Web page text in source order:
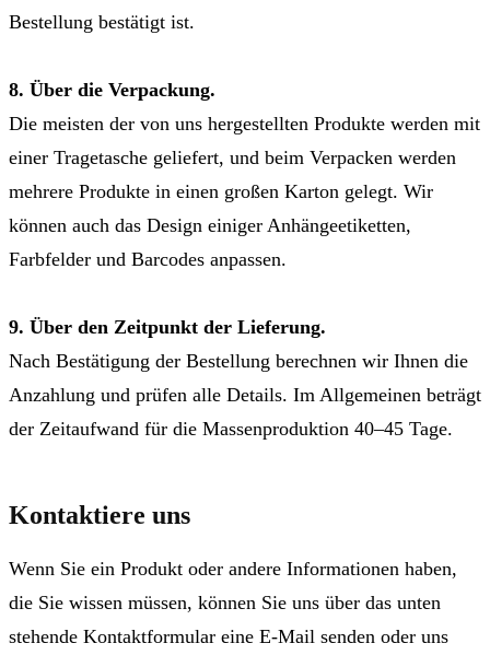
Bestellung bestätigt ist.
8. Über die Verpackung.
Die meisten der von uns hergestellten Produkte werden mit
einer Tragetasche geliefert, und beim Verpacken werden
mehrere Produkte in einen großen Karton gelegt. Wir
können auch das Design einiger Anhängeetiketten,
Farbfelder und Barcodes anpassen.
9. Über den Zeitpunkt der Lieferung.
Nach Bestätigung der Bestellung berechnen wir Ihnen die
Anzahlung und prüfen alle Details. Im Allgemeinen beträgt
der Zeitaufwand für die Massenproduktion 40–45 Tage.
Kontaktiere uns
Wenn Sie ein Produkt oder andere Informationen haben,
die Sie wissen müssen, können Sie uns über das unten
stehende Kontaktformular eine E-Mail senden oder uns